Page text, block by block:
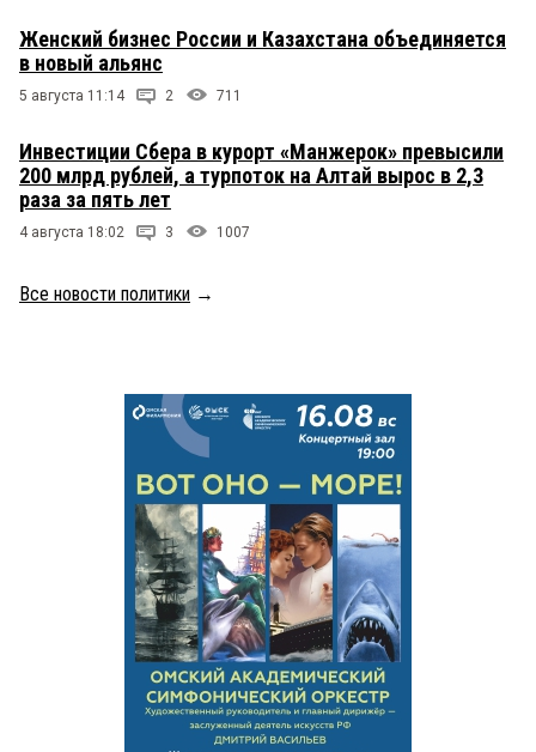
Женский бизнес России и Казахстана объединяется
в новый альянс
5 августа 11:14 2 711
Инвестиции Сбера в курорт «Манжерок» превысили
200 млрд рублей, а турпоток на Алтай вырос в 2,3
раза за пять лет
4 августа 18:02 3 1007
Все новости политики →